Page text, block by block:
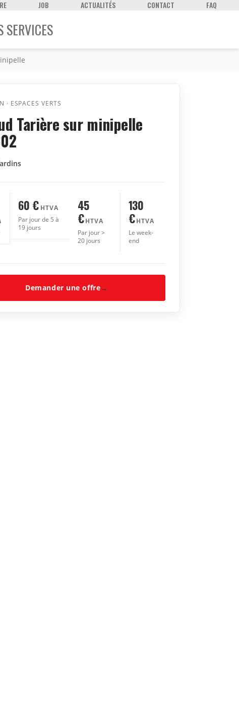
JOB ACTUALITÉS CONTACT FAQ
SERVICES
· ESPACES VERTS
Tarière sur minipelle
60 € HTVA
Par jour de 5 à
19 jours
45
€ HTVA
Par jour >
20 jours
130
€ HTVA
Le week-
end
Demander une offre→